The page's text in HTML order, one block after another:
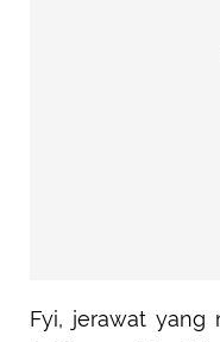
Fyi, jerawat yang